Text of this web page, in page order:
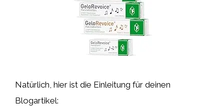
Natürlich, hier ist die Einleitung für deinen
Blogartikel: